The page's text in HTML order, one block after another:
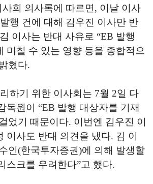
사회 의사록에 따르면, 이날 이사
행 건에 대해 김우진 이사만 반
이사는 반대 사유로 “EB 발행
미칠 수 있는 영향 등을 종합적으
혔다.
하기 위한 이사회는 7월 2일 다
독원이 “EB 발행 대상자를 기재
었기 때문이다. 이번엔 김우진 이
이사도 반대 의견을 냈다. 김 이
인(한국투자증권)에 의해 발생할
스크를 우려한다”고 했다.